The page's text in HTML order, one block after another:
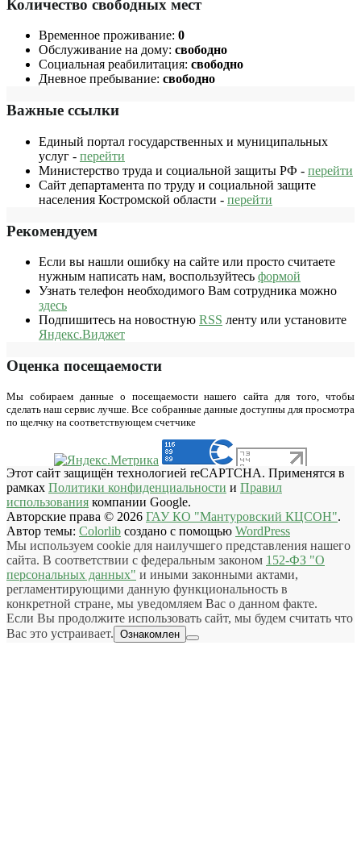
Количество свободных мест
Временное проживание: 0
Обслуживание на дому: свободно
Социальная реабилитация: свободно
Дневное пребывание: свободно
Важные ссылки
Единый портал государственных и муниципальных
услуг - перейти
Министерство труда и социальной защиты РФ - перейти
Сайт департамента по труду и социальной защите
населения Костромской области - перейти
Рекомендуем
Если вы нашли ошибку на сайте или просто считаете
нужным написать нам, воспользуйтесь формой
Узнать телефон необходимого Вам сотрудника можно
здесь
Подпишитесь на новостную RSS ленту или установите
Яндекс.Виджет
Оценка посещаемости
Мы собираем данные о посещаемости нашего сайта для того, чтобы
сделать наш сервис лучше. Все собранные данные доступны для просмотра
по щелчку на соответствующем счетчике
Этот сайт защищён технологией reCAPTCHA. Применятся в
рамках Политики конфиденциальности и Правил
использования компании Google.
Авторские права © 2026 ГАУ КО "Мантуровский КЦСОН".
Автор темы: Colorlib создано с помощью WordPress
Мы используем cookie для наилучшего представления нашего
сайта. В соответствии с федеральным законом 152-ФЗ "О
персональных данных" и иными законными актами,
регламентирующими данную функциональность в
конкретной стране, мы уведомляем Вас о данном факте.
Если Вы продолжите использовать сайт, мы будем считать что
Вас это устраивает. Ознакомлен